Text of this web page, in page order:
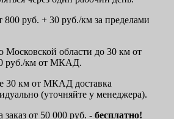
800 руб. + 30 руб./км за пределами
Московской области до 30 км от
руб./км от МКАД.
30 км от МКАД доставка
(уточняйте у менеджера).
от 50 000 руб. - бесплатно!